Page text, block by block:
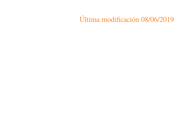
Última modificación 08/06/2019